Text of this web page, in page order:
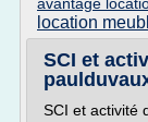
location
SCI et
SCI et activité